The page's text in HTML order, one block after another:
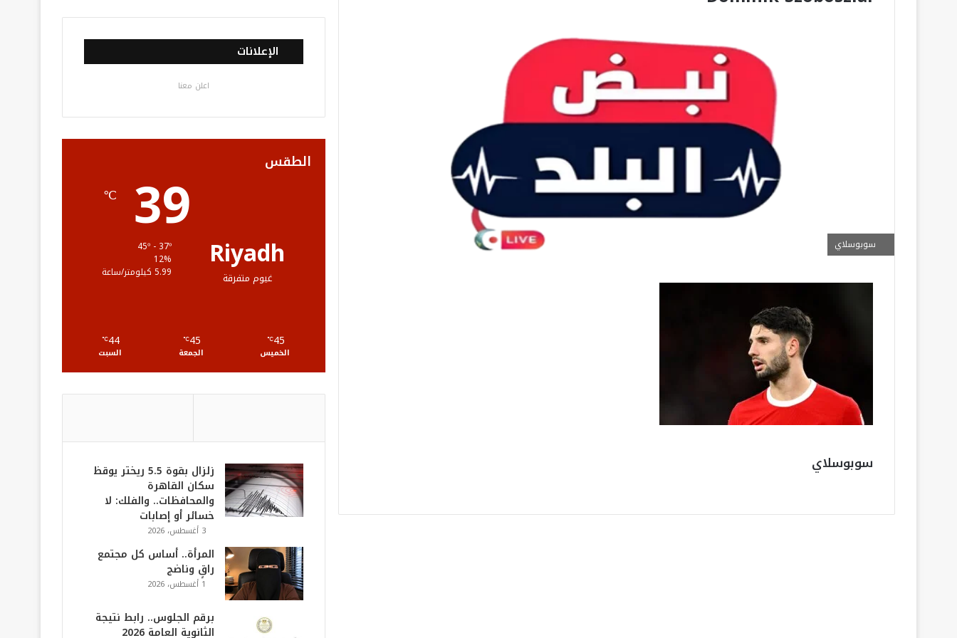
سوبوسلاي
سوبوسلاي
س
ب
ك
ي
ت
ت
ي
و
ب
س
ت
ر
خ
ص
ل
ق
R
الإعلانات
اعلن معنا
الطقس
Riyadh
غيوم متفرقة
39
℃
12%
5.99 كيلومتر/ساعة
45
℃
الخميس
45
℃
الجمعة
44
℃
السبت
زلزال بقوة 5.5 ريختر يوقظ
سكان القاهرة
والمحافظات.. والفلك: لا
خسائر أو إصابات
3 أغسطس، 2026
المرأة.. أساس كل مجتمع
راقٍ وناضج
1 أغسطس، 2026
برقم الجلوس.. رابط نتيجة
الثانوية العامة 2026